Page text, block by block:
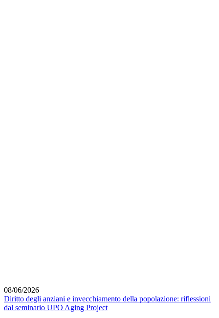
08/06/2026
Diritto degli anziani e invecchiamento della popolazione: riflessioni
dal seminario UPO Aging Project